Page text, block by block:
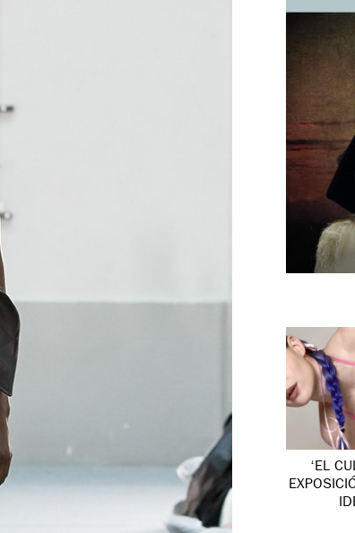
‘EL